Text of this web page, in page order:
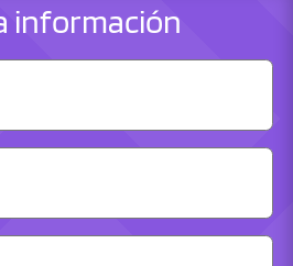
información